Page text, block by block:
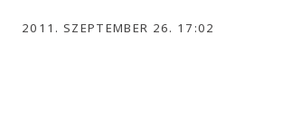
2011. SZEPTEMBER 26. 17:02